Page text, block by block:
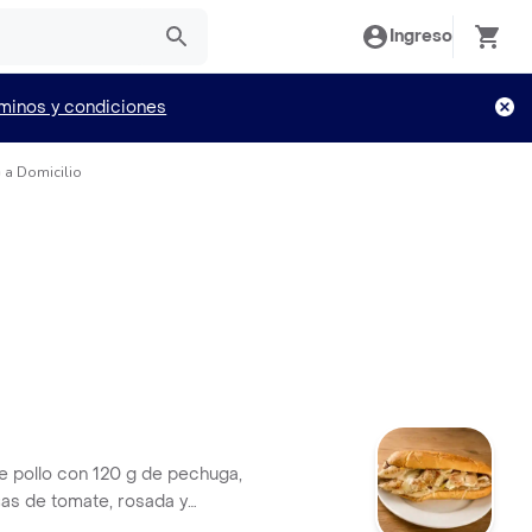
Ingreso
y condiciones
a Domicilio
pollo con 120 g de pechuga,
de tomate, rosada y